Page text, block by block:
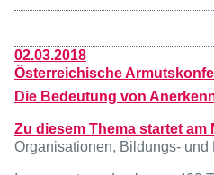
02.03.2018
Österreichische
Die Bedeutung von
Zu diesem Thema startet am
Organisationen, Bildungs-